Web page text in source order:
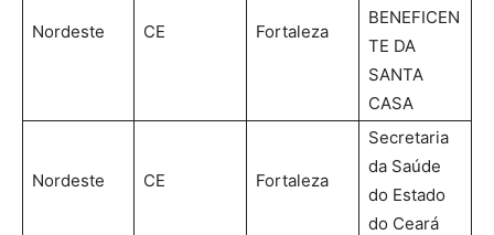
Nordeste CE Fortaleza
BENEFICEN
TE DA
SANTA
CASA
Nordeste CE Fortaleza
Secretaria
da Saúde
do Estado
do Ceará